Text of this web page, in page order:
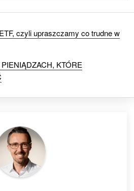
czyli upraszczamy co trudne w
KTÓRE